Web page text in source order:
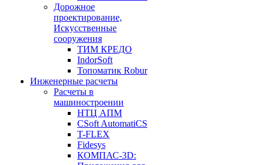
Дорожное
проектирование,
Искусственные
сооружения
ТИМ КРЕДО
IndorSoft
Топоматик Robur
Инженерные расчеты
Расчеты в
машиностроении
НТЦ АПМ
CSoft AutomatiCS
T-FLEX
Fidesys
КОМПАС-3D: